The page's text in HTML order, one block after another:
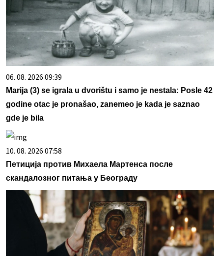
06. 08. 2026 09:39
Marija (3) se igrala u dvorištu i samo je nestala: Posle 42
godine otac je pronašao, zanemeo je kada je saznao
gde je bila
10. 08. 2026 07:58
Петиција против Михаела Мартенса после
скандалозног питања у Београду